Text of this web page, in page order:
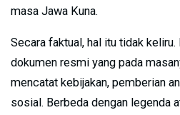
masa Jawa Kuna.
Secara faktual, hal itu tidak
dokumen resmi yang pada
mencatat kebijakan, pemberian
sosial. Berbeda dengan legenda